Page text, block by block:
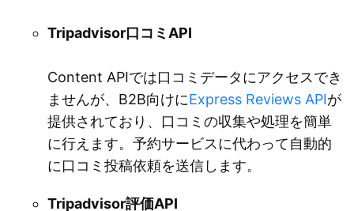
Tripadvisor口コミAPI
Content APIでは口コミデータにアクセスでき
ませんが、B2B向けにExpress Reviews APIが
提供されており、口コミの収集や処理を簡単
に行えます。予約サービスに代わって自動的
に口コミ投稿依頼を送信します。
Tripadvisor評価API